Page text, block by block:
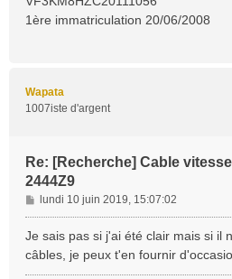
e
1ère immatriculation 20/06/2008
Wapata
1007iste d'argent
Re: [Recherche] Cable
2444Z9
M
e
s
s
lundi 10 juin 2019, 15:07:02
Je sais pas si j'ai été clair mais si il
câbles, je peux t'en fournir